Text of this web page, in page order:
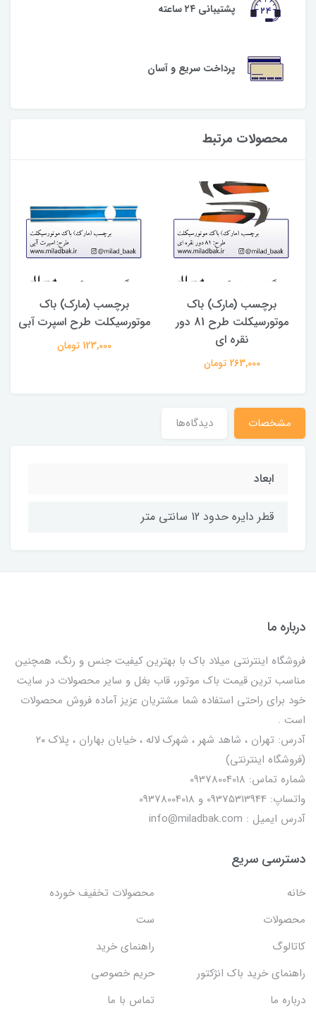
پشتیبانی ۲۴ ساعته
پرداخت سریع و آسان
محصولات مرتبط
برچسب (مارک) باک
موتورسیکلت طرح 81 دور
نقره ای
263,000 تومان
برچسب (مارک) باک
موتورسیکلت طرح اسپرت آبی
123,000 تومان
مشخصات دیدگاه‌ها
ابعاد
قطر دایره حدود 12 سانتی متر
درباره ما
فروشگاه اینترنتی میلاد باک با بهترین کیفیت جنس و رنگ، همچنین
مناسب ترین قیمت باک موتور، قاب بغل و سایر محصولات در سایت
خود برای راحتی استفاده شما مشتریان عزیز آماده فروش محصولات
است .
آدرس: تهران ، شاهد شهر ، شهرک لاله ، خیابان بهاران ، پلاک ۲۰
(فروشگاه اینترنتی)
شماره تماس: 09378004018
واتساپ: 09375313944 و 09378004018
آدرس ایمیل : info@miladbak.com
دسترسی سریع
خانه
محصولات تخفیف خورده
محصولات
ست
کاتالوگ
راهنمای خرید
راهنمای خرید باک انژکتور
حریم خصوصی
درباره ما
تماس با ما